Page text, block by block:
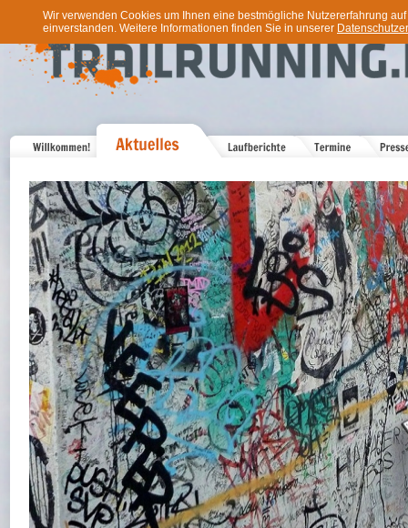
Wir verwenden Cookies um Ihnen eine bestmögliche Nutzererfahrung
einverstanden. Weitere Informationen finden Sie in unserer